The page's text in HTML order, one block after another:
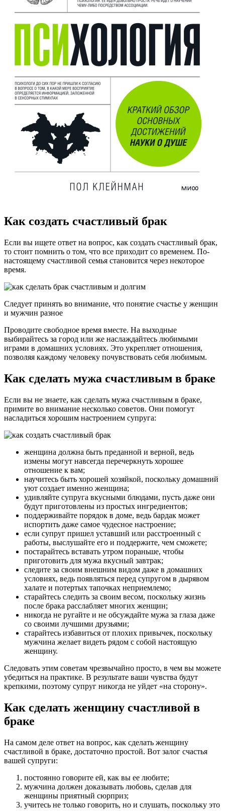
Как создать счастливый брак
Если вы ищете ответ на вопрос, как создать счастливый брак,
то стоит помнить о том, что все приходит со временем. По-
настоящему счастливой семья становится через некоторое
время.
Следует принять во внимание, что понятие счастье у женщин
и мужчин разное
Проводите свободное время вместе. На выходные
выбирайтесь за город или же наслаждайтесь любимыми
играми в домашних условиях. Это укрепляет отношения,
позволяя каждому человеку почувствовать себя любимым.
Как сделать мужа счастливым в браке
Если вы не знаете, как сделать мужа счастливым в браке,
примите во внимание несколько советов. Они помогут
насладиться хорошим настроением супруга:
женщина должна быть преданной и верной, ведь
измены могут навсегда перечеркнуть хорошее
отношение к вам;
научитесь быть хорошей хозяйкой, поскольку домашний
уют создает именно женщина;
удивляйте супруга вкусными блюдами, пусть даже они
будут приготовлены из простых ингредиентов;
поддерживайте порядок в доме, ведь бардак может
испортить даже самое чудесное настроение;
если супруг пришел уставший или расстроенный с
работы, выслушайте его и поддержите, чем сможете;
постарайтесь вставать утром пораньше, чтобы
приготовить для мужа вкусный завтрак;
следите за своим внешним видом даже в домашних
условиях, ведь появляться перед супругом в дырявом
халате и потертых тапочках неприемлемо;
старайтесь следить за своим весом, поскольку жизнь
после брака расслабляет многих женщин;
никогда не ругайте и не обсуждайте мужа за глаза даже
со своими лучшими друзьями;
старайтесь избавиться от плохих привычек, поскольку
мужчина желает видеть рядом с собой настоящую
женщину.
Следовать этим советам чрезвычайно просто, в чем вы можете
убедиться на практике. В результате ваши чувства будут
крепкими, поэтому супруг никогда не уйдет «на сторону».
Как сделать женщину счастливой в
браке
На самом деле ответ на вопрос, как сделать женщину
счастливой в браке, достаточно простой. Вот залог счастья
вашей супруги:
постоянно говорите ей, как вы ее любите;
мужчина должен доказывать любовь, сделав для
женщины приятный сюрприз;
учитесь не только говорить, но и слушать, поскольку это